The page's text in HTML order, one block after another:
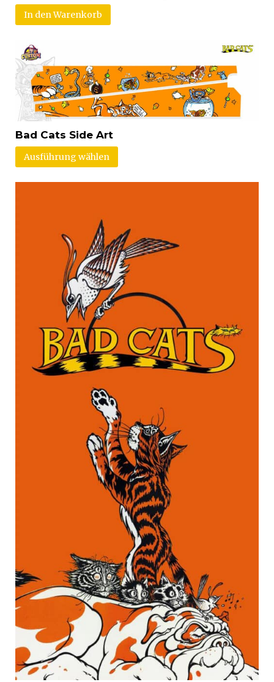
In den Warenkorb
Bad Cats Side Art
Ausführung wählen